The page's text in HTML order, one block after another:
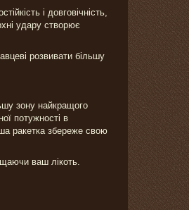
і довговічність,
удару створює
розвивати більшу
зону найкращого
потужності в
ракетка збереже свою
ваш лікоть.